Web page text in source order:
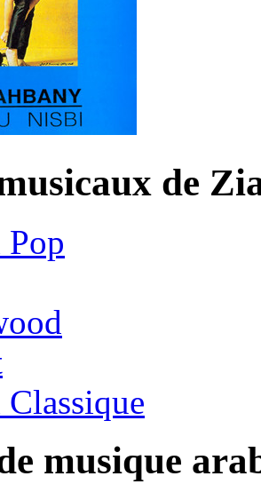
de
musique